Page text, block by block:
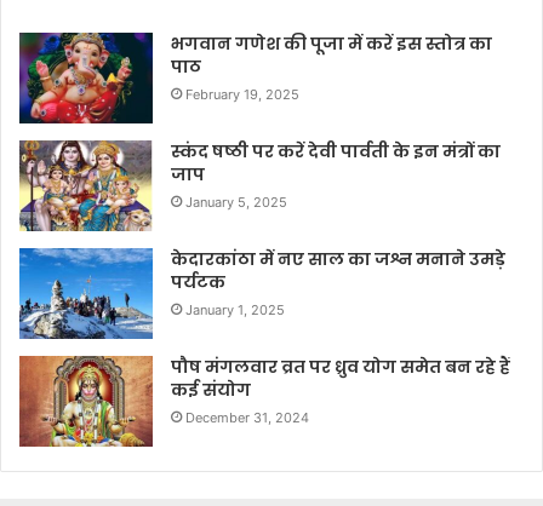
भगवान गणेश की पूजा में करें इस स्तोत्र का
पाठ
February 19, 2025
स्कंद षष्ठी पर करें देवी पार्वती के इन मंत्रों का
जाप
January 5, 2025
केदारकांठा में नए साल का जश्न मनाने उमड़े
पर्यटक
January 1, 2025
पौष मंगलवार व्रत पर ध्रुव योग समेत बन रहे हैं
कई संयोग
December 31, 2024